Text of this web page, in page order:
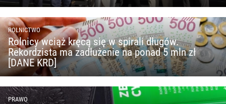
ROLNICTWO
Rolnicy wciąż kręcą się w spirali długów.
Rekordzista ma zadłużenie na ponad 5 mln zł
[DANE KRD]
PRAWO